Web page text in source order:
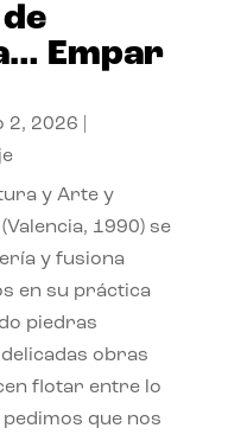
Empar
2, 2026
y Arte y
1990) se
y fusiona
en su práctica
piedras
obras
flotar entre lo
que nos